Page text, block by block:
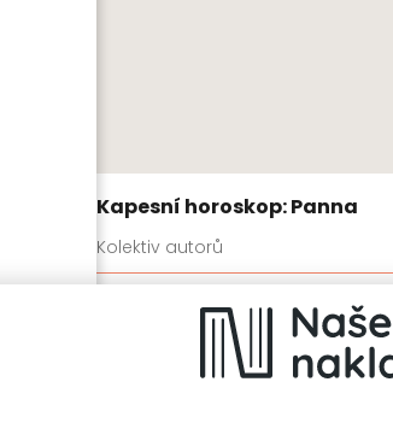
Kapesní horoskop: Panna
Kolektiv autorů
199Kč